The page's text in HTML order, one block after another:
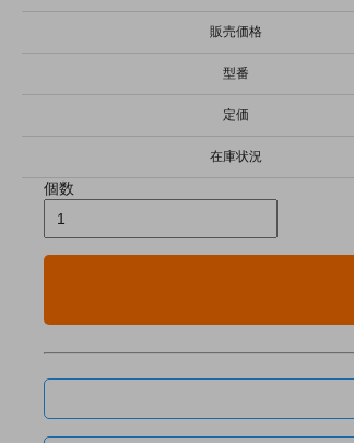
販売価格
型番
定価
在庫状況
個数